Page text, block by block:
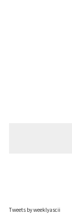
Tweets by weeklyascii